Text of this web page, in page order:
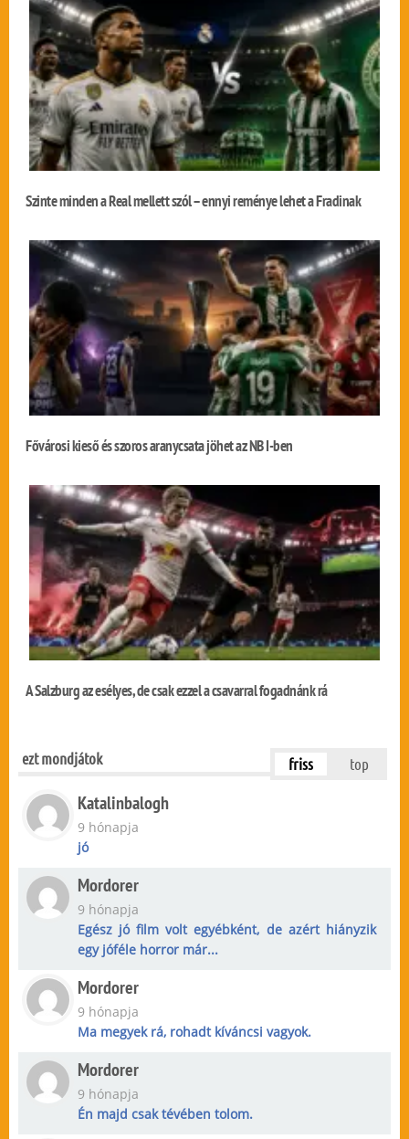
Szinte minden a Real mellett szól – ennyi reménye lehet a Fradinak
Fővárosi kieső és szoros aranycsata jöhet az NB I-ben
A Salzburg az esélyes, de csak ezzel a csavarral fogadnánk rá
ezt mondjátok friss top
Katalinbalogh
9 hónapja
jó
Mordorer
9 hónapja
Egész jó film volt egyébként, de azért hiányzik
egy jóféle horror már...
Mordorer
9 hónapja
Ma megyek rá, rohadt kíváncsi vagyok.
Mordorer
9 hónapja
Én majd csak tévében tolom.